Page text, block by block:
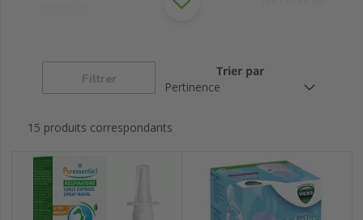
grasse
nez
Filtrer
Trier par
15 produits correspondants